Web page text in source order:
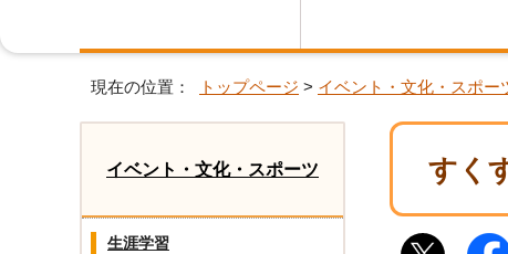
現在の位置： トップページ > イベント・文化・スポー
すく
イベント・文化・スポーツ
生涯学習